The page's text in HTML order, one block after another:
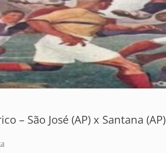
– São José (AP) x Santana (AP)